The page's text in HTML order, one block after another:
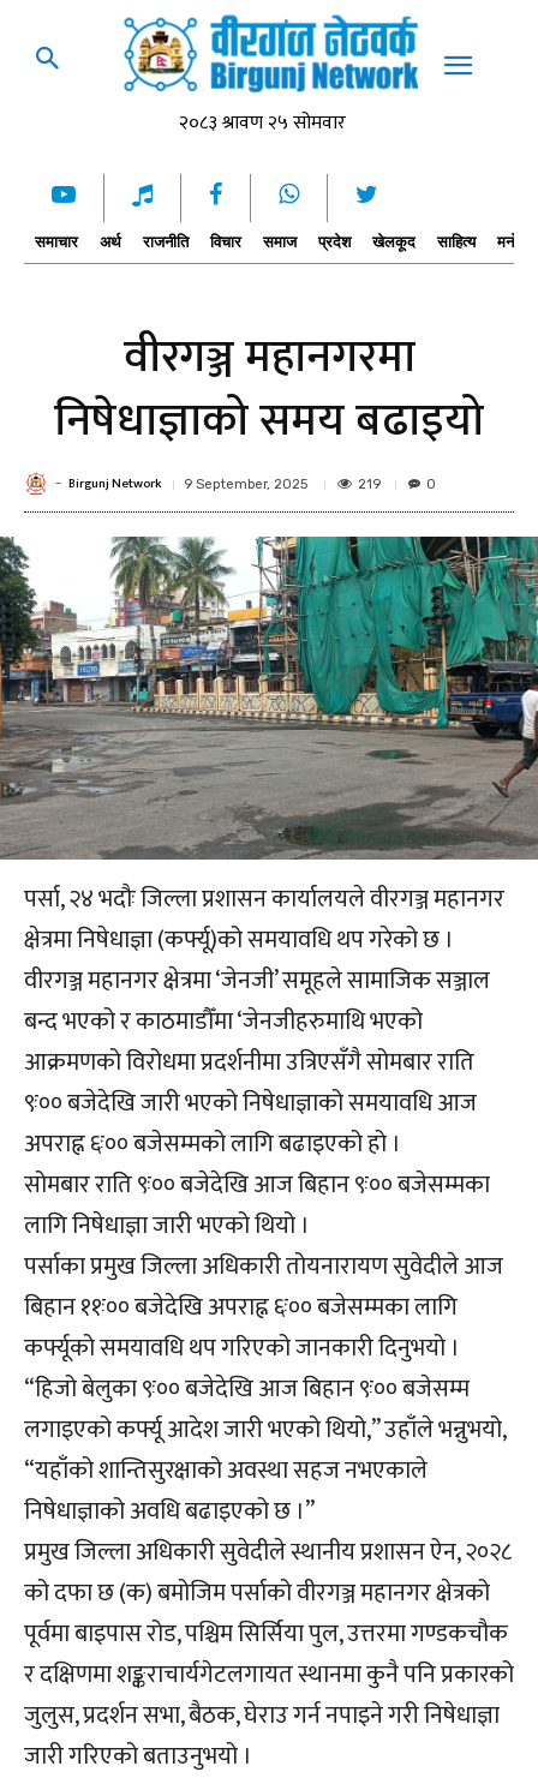
समाचार अर्थ राजनीति विचार समाज प्रदेश खेलकूद साहित्य
वीरगञ्ज महानगरमा
निषेधाज्ञाको समय बढाइयो
- Birgunj Network 9 September, 2025 219 0
पर्सा, २४ भदौः जिल्ला प्रशासन कार्यालयले वीरगञ्ज महानगर
क्षेत्रमा निषेधाज्ञा (कर्फ्यू)को समयावधि थप गरेको छ ।
वीरगञ्ज महानगर क्षेत्रमा ‘जेनजी’ समूहले सामाजिक सञ्जाल
बन्द भएको र काठमाडौँमा ‘जेनजीहरुमाथि भएको
आक्रमणको विरोधमा प्रदर्शनीमा उत्रिएसँगै सोमबार राति
९ः०० बजेदेखि जारी भएको निषेधाज्ञाको समयावधि आज
अपराह्न ६ः०० बजेसम्मको लागि बढाइएको हो ।
सोमबार राति ९ः०० बजेदेखि आज बिहान ९ः०० बजेसम्मका
लागि निषेधाज्ञा जारी भएको थियो ।
पर्साका प्रमुख जिल्ला अधिकारी तोयनारायण सुवेदीले आज
बिहान ११ः०० बजेदेखि अपराह्न ६ः०० बजेसम्मका लागि
कर्फ्यूको समयावधि थप गरिएको जानकारी दिनुभयो ।
“हिजो बेलुका ९ः०० बजेदेखि आज बिहान ९ः०० बजेसम्म
लगाइएको कर्फ्यू आदेश जारी भएको थियो,” उहाँले भन्नुभयो,
“यहाँको शान्तिसुरक्षाको अवस्था सहज नभएकाले
निषेधाज्ञाको अवधि बढाइएको छ ।”
प्रमुख जिल्ला अधिकारी सुवेदीले स्थानीय प्रशासन ऐन, २०२८
को दफा छ (क) बमोजिम पर्साको वीरगञ्ज महानगर क्षेत्रको
पूर्वमा बाइपास रोड, पश्चिम सिर्सिया पुल, उत्तरमा गण्डकचौक
र दक्षिणमा शङ्कराचार्यगेटलगायत स्थानमा कुनै पनि प्रकारको
जुलुस, प्रदर्शन सभा, बैठक, घेराउ गर्न नपाइने गरी निषेधाज्ञा
जारी गरिएको बताउनुभयो ।